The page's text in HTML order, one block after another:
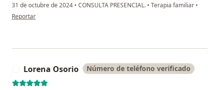
31 de octubre de 2024 • CONSULTA PRESENCIAL. • Terapia familiar •
en opinión del usuario yavir782024
Reportar
Lorena Osorio Número de teléfono verificado